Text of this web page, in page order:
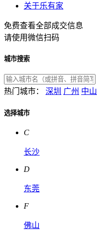
关于乐有家
免费查看全部成交信息
请使用微信扫码
城市搜索
热门城市： 深圳 广州 中山
选择城市
C
长沙
D
东莞
F
佛山